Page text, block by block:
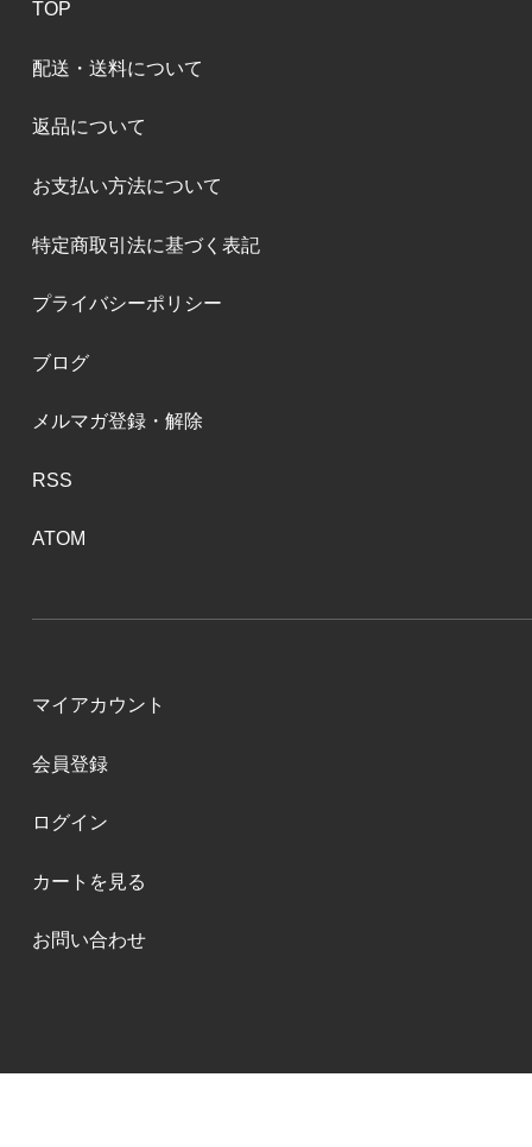
TOP
配送・送料について
返品について
お支払い方法について
特定商取引法に基づく表記
プライバシーポリシー
ブログ
メルマガ登録・解除
RSS
ATOM
マイアカウント
会員登録
ログイン
カートを見る
お問い合わせ